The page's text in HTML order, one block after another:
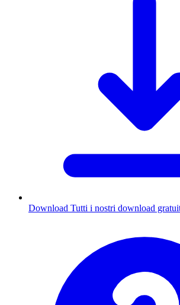
Download Tutti i nostri download